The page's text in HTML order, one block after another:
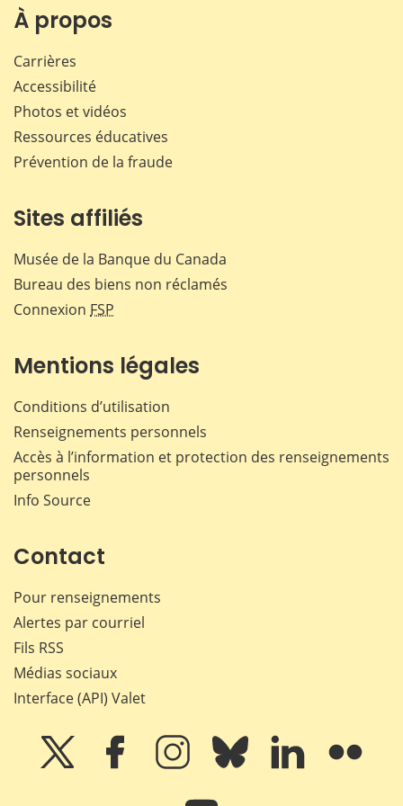
À propos
Carrières
Accessibilité
Photos et vidéos
Ressources éducatives
Prévention de la fraude
Sites affiliés
Musée de la Banque du Canada
Bureau des biens non réclamés
Connexion FSP
Mentions légales
Conditions d’utilisation
Renseignements personnels
Accès à l’information et protection des renseignements
personnels
Info Source
Contact
Pour renseignements
Alertes par courriel
Fils RSS
Médias sociaux
Interface (API) Valet